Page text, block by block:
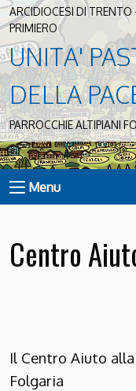
ARCIDIOCESI DI
PRIMIERO
UNITA'
DELLA
PARROCCHIE ALTIPIANI
Menu
Centro
Il Centro Aiuto
Folgaria